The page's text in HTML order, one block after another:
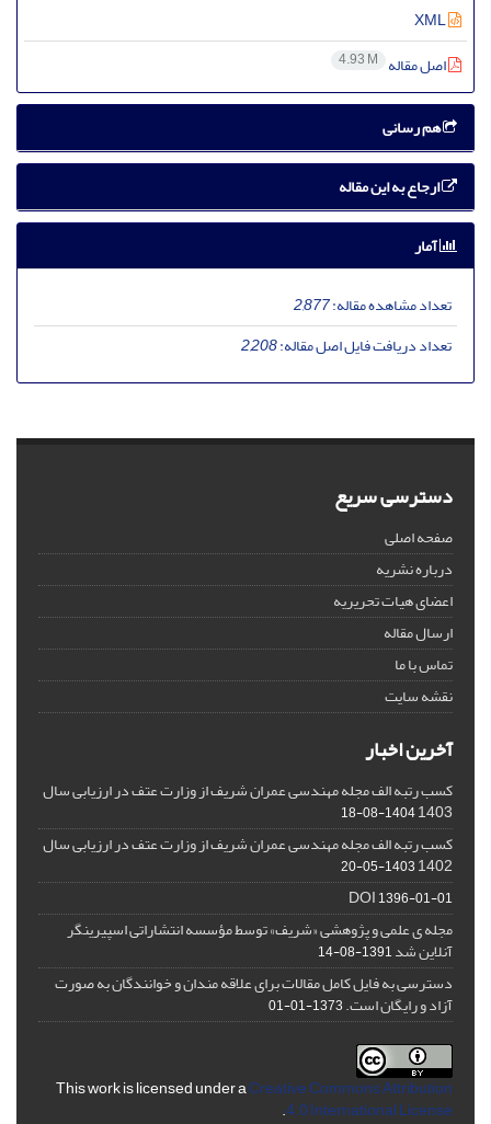
اصل مقاله 4.93 M
هم رسانی
ارجاع به این مقاله
آمار
تعداد مشاهده مقاله:2,877
تعداد دریافت فایل اصل مقاله:2,208
دسترسی سریع
صفحه اصلی
درباره نشریه
اعضای هیات تحریریه
ارسال مقاله
تماس با ما
نقشه سایت
آخرین اخبار
کسب رتبه الف مجله مهندسی عمران شریف از وزارت عتف در ارزیابی سال
1403
1404-08-18
کسب رتبه الف مجله مهندسی عمران شریف از وزارت عتف در ارزیابی سال
1402
1403-05-20
DOI1396-01-01
مجله ی علمی و پژوهشی «شریف» توسط مؤسسه انتشاراتی اسپیرینگر
آنلاین شد1391-08-14
دسترسی به فایل کامل مقالات برای علاقه مندان و خوانندگان به صورت
آزاد و رایگان است.1373-01-01
This work is licensed under aCreative Commons Attribution
4.0 International License
.